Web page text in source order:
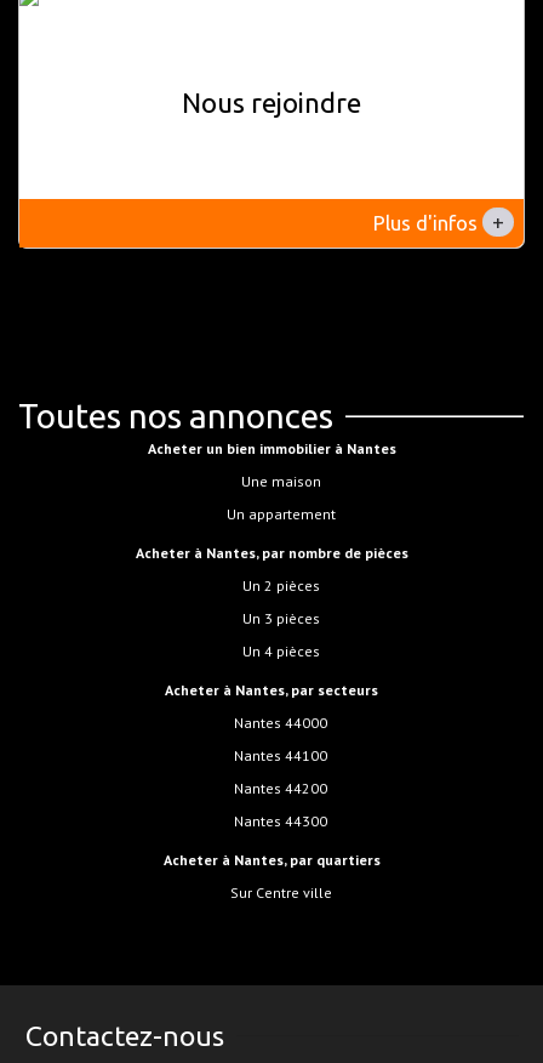
Nous rejoindre
Plus d'infos +
Toutes nos annonces
Acheter un bien immobilier à Nantes
Une maison
Un appartement
Acheter à Nantes, par nombre de pièces
Un 2 pièces
Un 3 pièces
Un 4 pièces
Acheter à Nantes, par secteurs
Nantes 44000
Nantes 44100
Nantes 44200
Nantes 44300
Acheter à Nantes, par quartiers
sur Centre ville
Contactez-nous